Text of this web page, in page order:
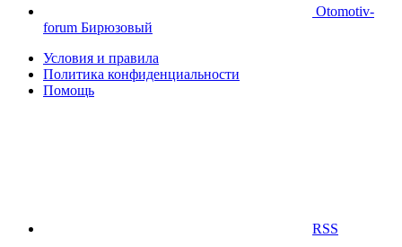
Otomotiv-
forum Бирюзовый
Условия и правила
Политика конфиденциальности
Помощь
RSS